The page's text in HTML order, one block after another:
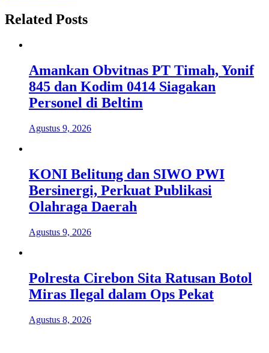
Related Posts
Amankan Obvitnas PT Timah, Yonif
845 dan Kodim 0414 Siagakan
Personel di Beltim
Agustus 9, 2026
KONI Belitung dan SIWO PWI
Bersinergi, Perkuat Publikasi
Olahraga Daerah
Agustus 9, 2026
Polresta Cirebon Sita Ratusan Botol
Miras Ilegal dalam Ops Pekat
Agustus 8, 2026